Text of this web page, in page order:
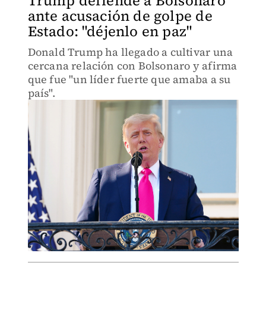
ante acusación de golpe de
Estado: "déjenlo en paz"
Donald Trump ha llegado a cultivar una
cercana relación con Bolsonaro y afirma
que fue "un líder fuerte que amaba a su
país".